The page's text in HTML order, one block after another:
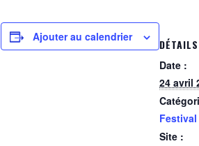
Ajouter au calendrier
DÉTAILS
Date :
24 avril
Festival
Site :